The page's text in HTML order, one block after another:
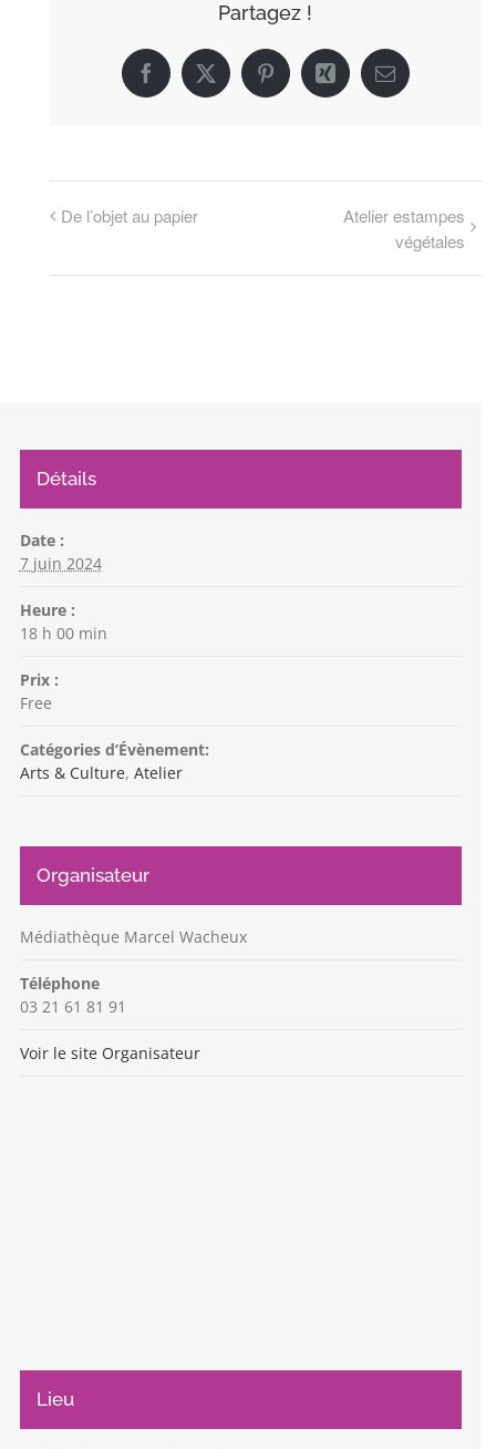
Partagez !
Facebook
X PinterestXing Email
De l’objet au papier
Atelier estampes
végétales
Détails
Date :
7 juin 2024
Heure :
18 h 00 min
Prix :
Free
Catégories d’Évènement:
Arts & Culture, Atelier
Organisateur
Médiathèque Marcel Wacheux
Téléphone
03 21 61 81 91
Voir le site Organisateur
Lieu